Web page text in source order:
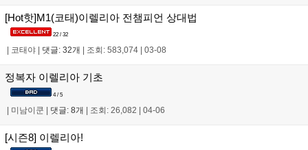
[Hot핫]M1(코태)이렐리아 전챔피언 상대법
22 / 32
코태야 댓글: 32개 조회: 583,074 03-08
정복자 이렐리아 기초
4 / 5
| 미남이쿤 | 댓글: 8개 | 조회: 26,082 | 04-06
[시즌8] 이렐리아!